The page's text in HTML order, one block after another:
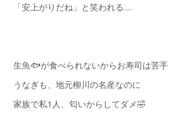
「安上がりだね」と笑われる…
生魚🐟が食べられないからお寿司は苦手
うなぎも、地元柳川の名産なのに
家族で私1人、匂いからしてダメ🤣